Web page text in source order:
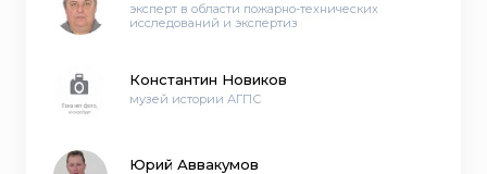
эксперт в области пожарно-технических
исследований и экспертиз
Константин Новиков
музей истории АГПС
Юрий Аввакумов